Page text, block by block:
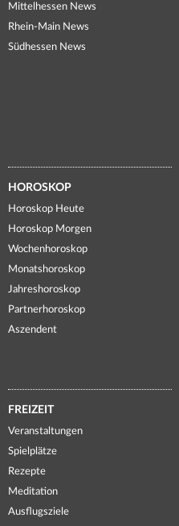
Mittelhessen News
Rhein-Main News
Südhessen News
HOROSKOP
Horoskop Heute
Horoskop Morgen
Wochenhoroskop
Monatshoroskop
Jahreshoroskop
Partnerhoroskop
Aszendent
FREIZEIT
Veranstaltungen
Spielplätze
Rezepte
Meditation
Ausflugsziele